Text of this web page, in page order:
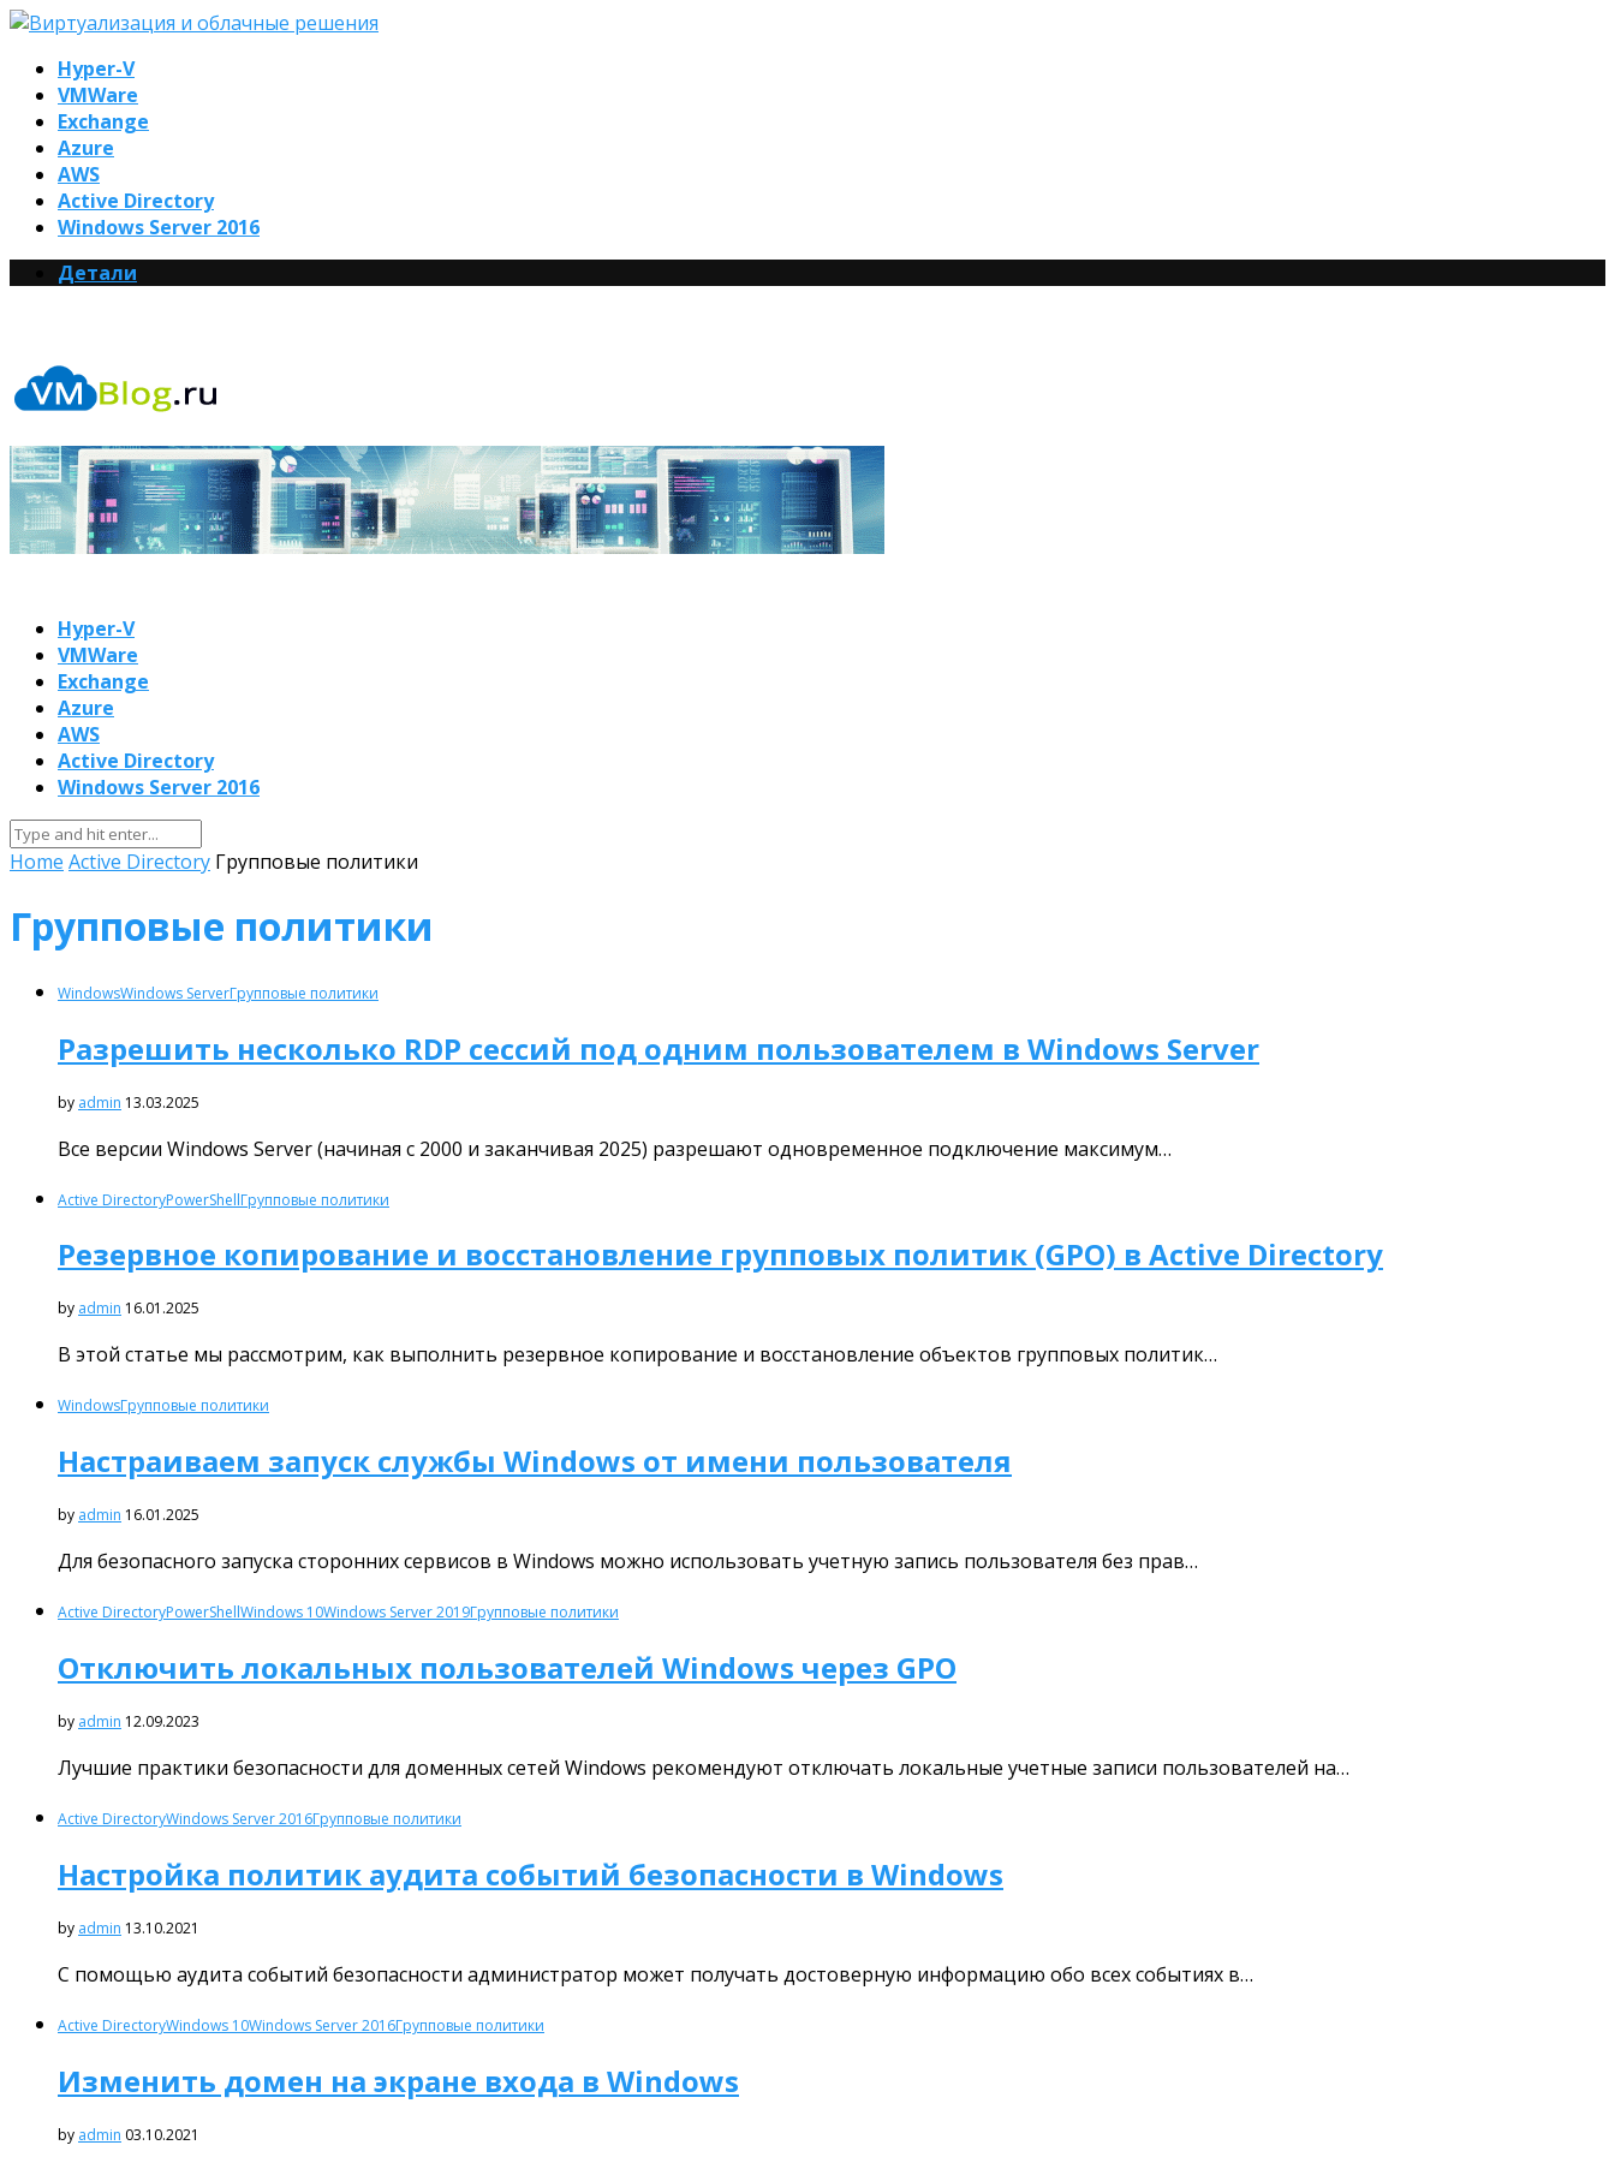
Hyper-V
VMWare
Exchange
Azure
AWS
Active Directory
Windows Server 2016
Детали
Hyper-V
VMWare
Exchange
Azure
AWS
Active Directory
Windows Server 2016
Home Active Directory Групповые политики
Групповые политики
WindowsWindows ServerГрупповые политики
Разрешить несколько RDP сессий под одним пользователем в Windows Server
by admin 13.03.2025
Все версии Windows Server (начиная с 2000 и заканчивая 2025) разрешают одновременное подключение максимум…
Active DirectoryPowerShellГрупповые политики
Резервное копирование и восстановление групповых политик (GPO) в Active Directory
by admin 16.01.2025
В этой статье мы рассмотрим, как выполнить резервное копирование и восстановление объектов групповых политик…
WindowsГрупповые политики
Настраиваем запуск службы Windows от имени пользователя
by admin 16.01.2025
Для безопасного запуска сторонних сервисов в Windows можно использовать учетную запись пользователя без прав…
Active DirectoryPowerShellWindows 10Windows Server 2019Групповые политики
Отключить локальных пользователей Windows через GPO
by admin 12.09.2023
Лучшие практики безопасности для доменных сетей Windows рекомендуют отключать локальные учетные записи пользователей на…
Active DirectoryWindows Server 2016Групповые политики
Настройка политик аудита событий безопасности в Windows
by admin 13.10.2021
С помощью аудита событий безопасности администратор может получать достоверную информацию обо всех событиях в…
Active DirectoryWindows 10Windows Server 2016Групповые политики
Изменить домен на экране входа в Windows
by admin 03.10.2021